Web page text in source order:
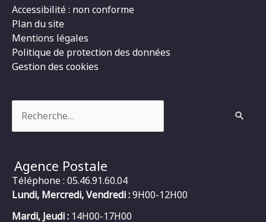
Accessibilité : non conforme
Plan du site
Mentions légales
Politique de protection des données
Gestion des cookies
Agence Postale
Téléphone : 05.46.91.60.04
Lundi, Mercredi, Vendredi :9H00-12H00
Mardi, Jeudi : 14H00-17H00